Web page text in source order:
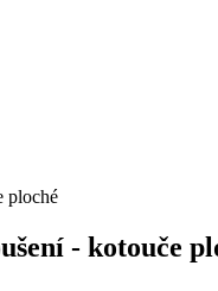
ploché
- kotouče